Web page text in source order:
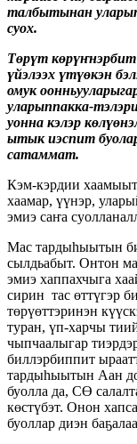
талбытынан
суох.
Төрүт
үйэлээх үтүөкэн
омук
уларыппакка-
уонна кэлэр
ытык иэспит
сатаммат.
Кэм-кэрдии
хаамар, үүнэр,
эмиэ саҥа
Мас тардыһыытын
сылдьабыт. Онтон
эмиэ хаппахчыга
сирин тас өттүгэр
төрүөттэринэн
туран, үп-харчы
чыпчаалыгар
биллэрбиппит
тардыһыытын Аан
буолла да, СӨ
көстүбэт. Онон
буоллар диэн